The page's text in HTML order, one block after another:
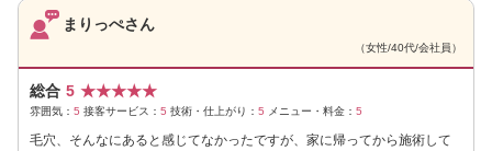
まりっぺさん
（女性/40代/会社員）
総合 5 ★★★★★
雰囲気： 5 接客サービス： 5 技術・仕上がり： 5 メニュー・料金： 5
毛穴、そんなにあると感じてなかったですが、家に帰ってから施術して